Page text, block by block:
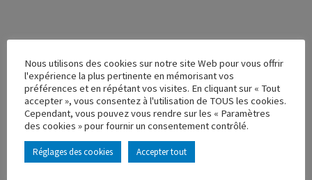
CAMION
CAMION REMORQUE RENAULT R350 GV TRANS
Réf. : 110560
Rupture de stock
Caractéristique principales :
Nous utilisons des cookies sur notre site Web pour vous offrir
l'expérience la plus pertinente en mémorisant vos
préférences et en répétant vos visites. En cliquant sur « Tout
accepter », vous consentez à l'utilisation de TOUS les cookies.
Cependant, vous pouvez vous rendre sur les « Paramètres
des cookies » pour fournir un consentement contrôlé.
Réglages des cookies Accepter tout